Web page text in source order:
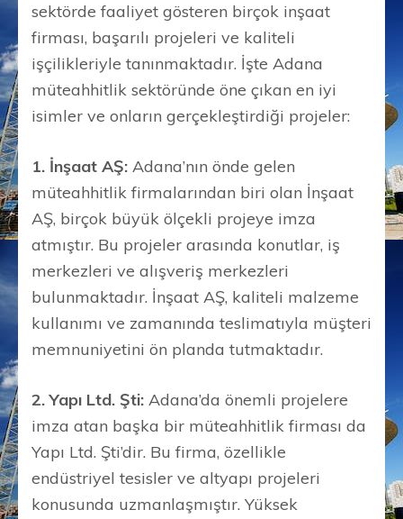
sektörde faaliyet gösteren birçok inşaat
firması, başarılı projeleri ve kaliteli
işçilikleriyle tanınmaktadır. İşte Adana
müteahhitlik sektöründe öne çıkan en iyi
isimler ve onların gerçekleştirdiği projeler:
1. İnşaat AŞ: Adana’nın önde gelen
müteahhitlik firmalarından biri olan İnşaat
AŞ, birçok büyük ölçekli projeye imza
atmıştır. Bu projeler arasında konutlar, iş
merkezleri ve alışveriş merkezleri
bulunmaktadır. İnşaat AŞ, kaliteli malzeme
kullanımı ve zamanında teslimatıyla müşteri
memnuniyetini ön planda tutmaktadır.
2. Yapı Ltd. Şti: Adana’da önemli projelere
imza atan başka bir müteahhitlik firması da
Yapı Ltd. Şti’dir. Bu firma, özellikle
endüstriyel tesisler ve altyapı projeleri
konusunda uzmanlaşmıştır. Yüksek